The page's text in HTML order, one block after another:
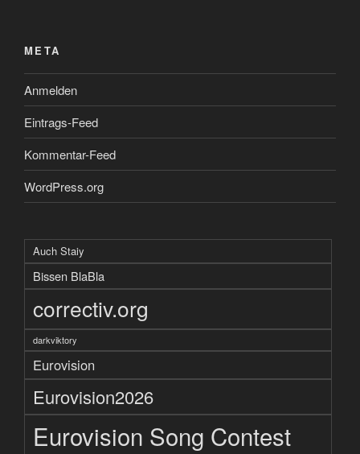
META
Anmelden
Eintrags-Feed
Kommentar-Feed
WordPress.org
Auch Staiy
Bissen BlaBla
correctiv.org
darkviktory
Eurovision
Eurovision2026
Eurovision Song Contest